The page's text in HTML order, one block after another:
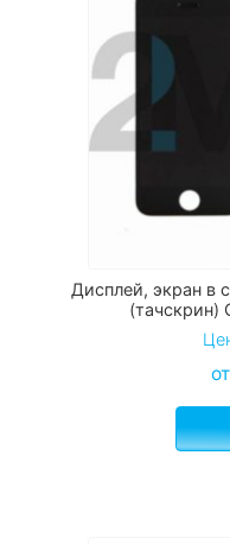
Дисплей, экран в
(тачскрин)
от